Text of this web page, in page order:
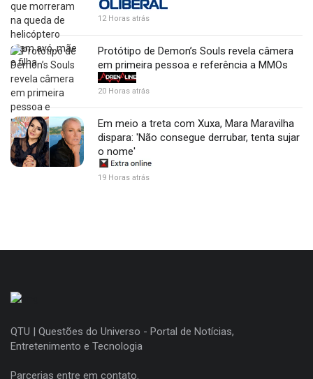
12 Horas atrás
Protótipo de Demon’s Souls revela câmera
em primeira pessoa e referência a MMOs
20 Horas atrás
Em meio a treta com Xuxa, Mara Maravilha
dispara: 'Não consegue derrubar, tenta sujar
o nome'
19 Horas atrás
QTU | Questões do Universo - Portal de Notícias,
Entretenimento e Tecnologia
Parcerias entre em contato.